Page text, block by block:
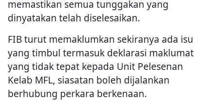
memastikan semua tunggakan yang
dinyatakan telah diselesaikan.
FIB turut memaklumkan sekiranya ada isu
yang timbul termasuk deklarasi maklumat
yang tidak tepat kepada Unit Pelesenan
Kelab MFL, siasatan boleh dijalankan
berhubung perkara berkenaan.